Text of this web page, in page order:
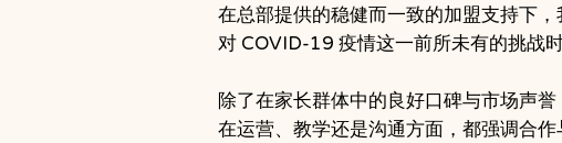
在总部提供的稳健而一致的加盟支持下
对 COVID-19 疫情这一前所未有的挑战
除了在家长群体中的良好口碑与市场声
在运营、教学还是沟通方面，都强调合作